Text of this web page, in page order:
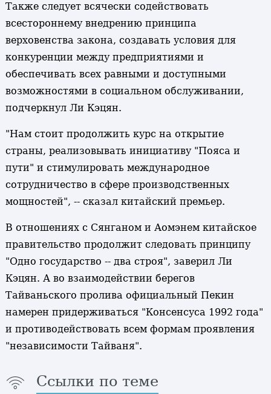
Также следует всячески содействовать
всестороннему внедрению принципа
верховенства закона, создавать условия для
конкуренции между предприятиями и
обеспечивать всех равными и доступными
возможностями в социальном обслуживании,
подчеркнул Ли Кэцян.
"Нам стоит продолжить курс на открытие
страны, реализовывать инициативу "Пояса и
пути" и стимулировать международное
сотрудничество в сфере производственных
мощностей", -- сказал китайский премьер.
В отношениях с Сянганом и Аомэнем китайское
правительство продолжит следовать принципу
"Одно государство -- два строя", заверил Ли
Кэцян. А во взаимодействии берегов
Тайваньского пролива официальный Пекин
намерен придерживаться "Консенсуса 1992 года"
и противодействовать всем формам проявления
"независимости Тайваня".
Ссылки по теме